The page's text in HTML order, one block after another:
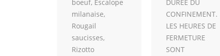
boeuf, Escalope
milanaise,
Rougail
saucisses,
Rizotto
DURÉE DU
CONFINEMENT.
LES HEURES DE
FERMETURE
SONT